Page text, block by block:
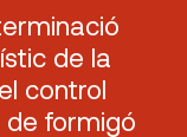
de la
control
de formigó